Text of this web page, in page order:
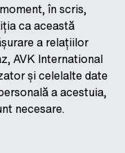
în scris,
ca această
a relațiilor
AVK International
și celelalte date
a acestuia,
necesare.